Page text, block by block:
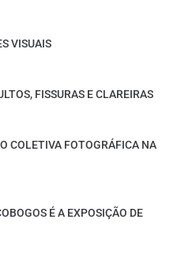
VISUAIS
FISSURAS E CLAREIRAS
COLETIVA FOTOGRÁFICA NA
É A EXPOSIÇÃO DE